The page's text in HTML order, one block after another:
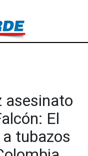
asesinato
El
tubazos